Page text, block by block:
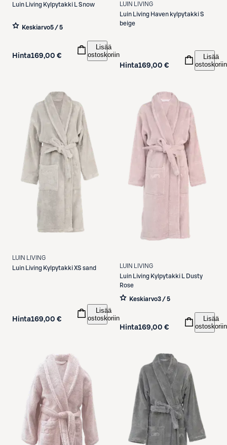
Luin Living Kylpytakki L Snow
Keskiarvo5 / 5
Hinta169,00 €
Lisää
ostoskoriin
LUIN LIVING
Luin Living Haven kylpytakki S
beige
Hinta169,00 €
Lisää
ostoskoriin
LUIN LIVING
Luin Living Kylpytakki XS sand
Hinta169,00 €
Lisää
ostoskoriin
LUIN LIVING
Luin Living Kylpytakki L Dusty
Rose
Keskiarvo3 / 5
Hinta169,00 €
Lisää
ostoskoriin